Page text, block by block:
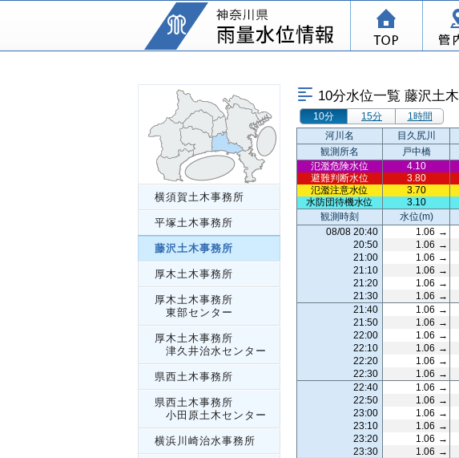
横須賀土木事務所
平塚土木事務所
藤沢土木事務所
厚木土木事務所
厚木土木事務所
東部センター
厚木土木事務所
津久井治水センター
県西土木事務所
県西土木事務所
小田原土木センター
横浜川崎治水事務所
10分水位一覧 藤沢土木
10分 15分 1時間
河川名
目久尻川
観測所名
戸中橋
氾濫危険水位
4.10
避難判断水位
3.80
氾濫注意水位
3.70
水防団待機水位
3.10
観測時刻
水位(m)
08/08 20:40
1.06 →
20:50
1.06 →
21:00
1.06 →
21:10
1.06 →
21:20
1.06 →
21:30
1.06 →
21:40
1.06 →
21:50
1.06 →
22:00
1.06 →
22:10
1.06 →
22:20
1.06 →
22:30
1.06 →
22:40
1.06 →
22:50
1.06 →
23:00
1.06 →
23:10
1.06 →
23:20
1.06 →
23:30
1.06 →